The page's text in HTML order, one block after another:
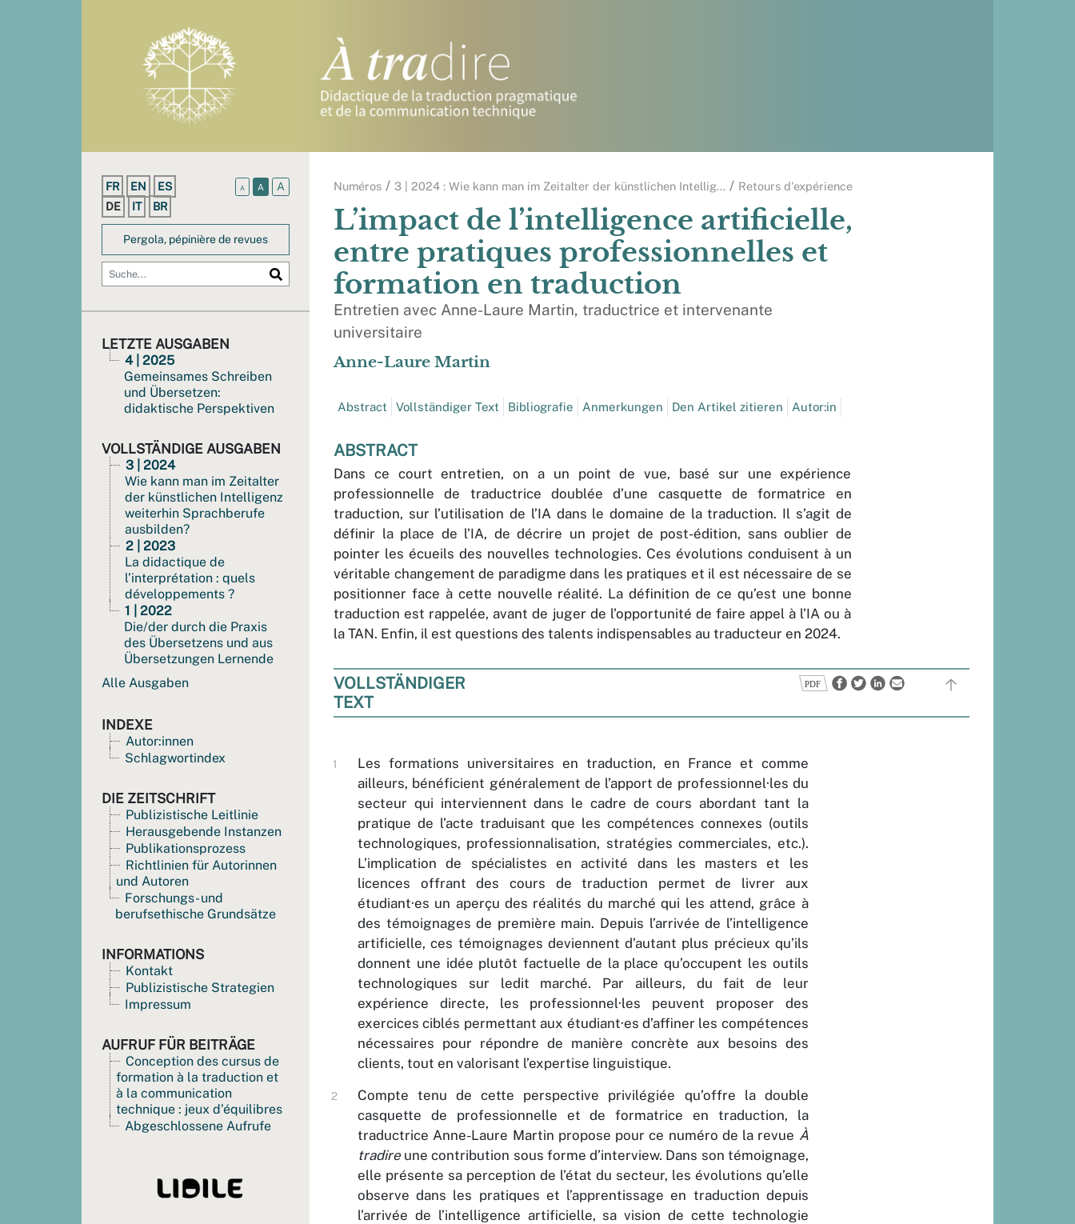
FR EN
ES
DE
IT BR
A A A
Pergola, pépinière de revues
LETZTE AUSGABEN
4 | 2025
Gemeinsames Schreiben
und Übersetzen:
didaktische Perspektiven
VOLLSTÄNDIGE AUSGABEN
3 | 2024
Wie kann man im Zeitalter
der künstlichen Intelligenz
weiterhin Sprachberufe
ausbilden?
2 | 2023
La didactique de
l’interprétation : quels
développements ?
1 | 2022
Die/der durch die Praxis
des Übersetzens und aus
Übersetzungen Lernende
Alle Ausgaben
INDEXE
Autor:innen
Schlagwortindex
DIE ZEITSCHRIFT
Publizistische Leitlinie
Herausgebende Instanzen
Publikationsprozess
Richtlinien für Autorinnen
und Autoren
Forschungs- und
berufsethische Grundsätze
INFORMATIONS
Kontakt
Publizistische Strategien
Impressum
AUFRUF FÜR BEITRÄGE
Conception des cursus de
formation à la traduction et
à la communication
technique : jeux d’équilibres
Abgeschlossene Aufrufe
Numéros 3 | 2024 : Wie kann man im Zeitalter der künstlichen Intellig… Retours d'expérience
L’impact de l’intelligence artificielle,
entre pratiques professionnelles et
formation en traduction
Entretien avec Anne-Laure Martin, traductrice et intervenante
universitaire
Anne-Laure Martin
Abstract Vollständiger Text Bibliografie Anmerkungen Den Artikel zitieren Autor:in
ABSTRACT
Dans ce court entretien, on a un point de vue, basé sur une expérience
professionnelle de traductrice doublée d’une casquette de formatrice en
traduction, sur l’utilisation de l’IA dans le domaine de la traduction. Il s’agit de
définir la place de l’IA, de décrire un projet de post-édition, sans oublier de
pointer les écueils des nouvelles technologies. Ces évolutions conduisent à un
véritable changement de paradigme dans les pratiques et il est nécessaire de se
positionner face à cette nouvelle réalité. La définition de ce qu’est une bonne
traduction est rappelée, avant de juger de l’opportunité de faire appel à l’IA ou à
la TAN. Enfin, il est questions des talents indispensables au traducteur en 2024.
VOLLSTÄNDIGER
TEXT
Les formations universitaires en traduction, en France et comme
ailleurs, bénéficient généralement de l’apport de professionnel·les du
secteur qui interviennent dans le cadre de cours abordant tant la
pratique de l’acte traduisant que les compétences connexes (outils
technologiques, professionnalisation, stratégies commerciales, etc.).
L’implication de spécialistes en activité dans les masters et les
licences offrant des cours de traduction permet de livrer aux
étudiant·es un aperçu des réalités du marché qui les attend, grâce à
des témoignages de première main. Depuis l’arrivée de l’intelligence
artificielle, ces témoignages deviennent d’autant plus précieux qu’ils
donnent une idée plutôt factuelle de la place qu’occupent les outils
technologiques sur ledit marché. Par ailleurs, du fait de leur
expérience directe, les professionnel·les peuvent proposer des
exercices ciblés permettant aux étudiant·es d’affiner les compétences
nécessaires pour répondre de manière concrète aux besoins des
clients, tout en valorisant l’expertise linguistique.
Compte tenu de cette perspective privilégiée qu’offre la double
casquette de professionnelle et de formatrice en traduction, la
traductrice Anne-Laure Martin propose pour ce numéro de la revue À
tradire une contribution sous forme d’interview. Dans son témoignage,
elle présente sa perception de l’état du secteur, les évolutions qu’elle
observe dans les pratiques et l’apprentissage en traduction depuis
l’arrivée de l’intelligence artificielle, sa vision de cette technologie